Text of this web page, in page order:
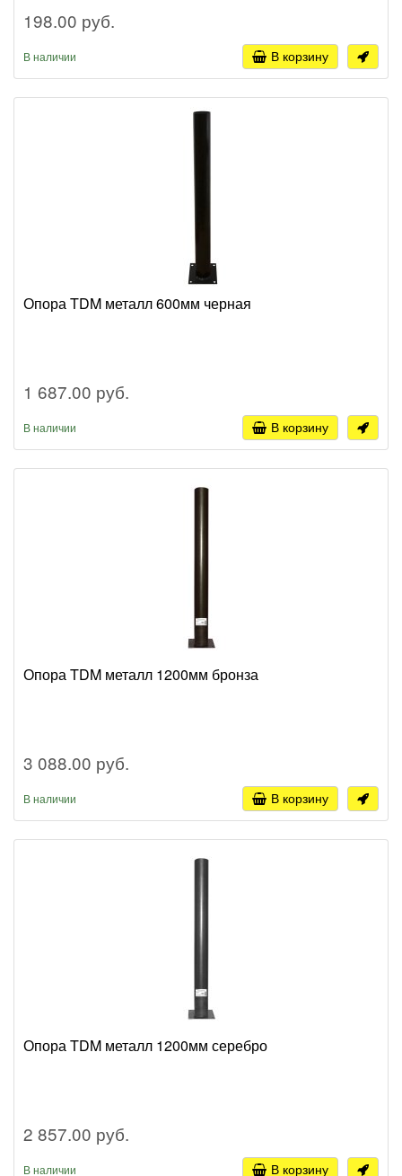
198.00 руб.
В наличии В корзину
Опора TDM металл 600мм черная
1 687.00 руб.
В наличии В корзину
Опора TDM металл 1200мм бронза
3 088.00 руб.
В наличии В корзину
Опора TDM металл 1200мм серебро
2 857.00 руб.
В наличии В корзину